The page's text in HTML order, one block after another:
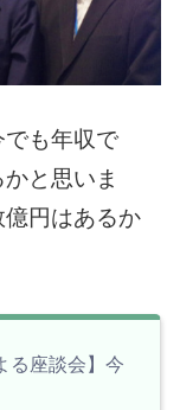
も年収で
と思いま
円はあるか
る座談会】今